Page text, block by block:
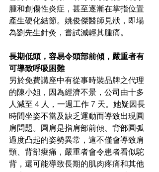
腫和創傷性炎症，甚至逐漸在掌指位置
產生硬化結節。姚俊傑醫師見狀，即場
為劉先生針灸，嘗試減輕其腫痛。
長期低頭，容易令頭部前傾，嚴重者有
可導致呼吸困難
另於免費講座中有從事時裝品牌之代理
的陳小姐，因為經濟不景，公司由十多
人減至 4 人，一週工作 7 天。她疑因長
時間坐姿不當及缺乏運動而導致出現圓
肩問題。圓肩是指肩部前傾、背部圓弧
過度凸起的姿勢異常，這不僅會導致肩
頸、背部痠痛，嚴重者會令患者看似駝
背，還可能導致長期的肌肉疼痛和其他